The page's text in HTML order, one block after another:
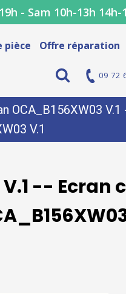
- Sam 10h-13h 14h-
pièce Offre réparation
09 72
OCA_B156XW03
V.1
--